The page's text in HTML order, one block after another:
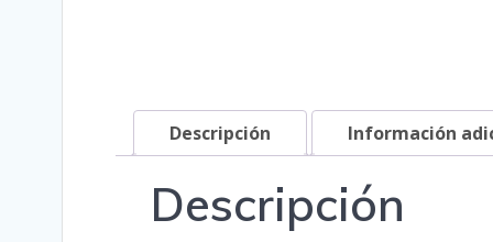
Descripción Información
Descripción